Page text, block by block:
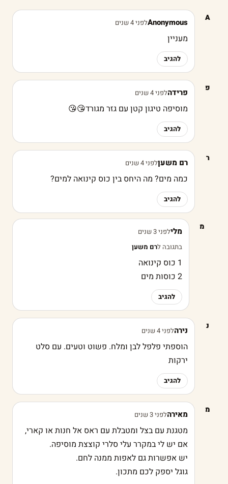
A
Anonymousלפני 4 שנים
מעניין
להגיב
פ פרידהלפני 4 שנים
מוסיפה טיגון קטן עם גזר מגורד😘😘
להגיב
ר רם משעןלפני 4 שנים
כמה מים? מה היחס בין כוס קינואה למים?
להגיב
מ מלילפני 3 שנים
בתגובה לרם משען
1 כוס קינואה
2 כוסות מים
להגיב
נ נירהלפני 4 שנים
הוספתי פלפל לבן ומלח. פשוט וטעים. עם סלט
ירקות
להגיב
מ מאירהלפני 3 שנים
מטגנת עם בצל ומטבלת עם ראס אל חנות או קארי,
אם יש לי במקרר עלי סלרי קוצצת מוסיפה.
יש אפשרות גם לאפות ממנה לחם.
גוגל יספק לכם מתכון.